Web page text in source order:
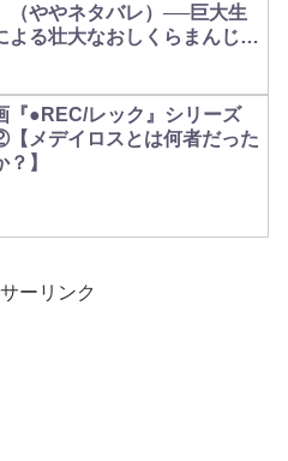
（ややネタバレ）──巨大生
よる壮大なおしくらまんじゅ
『●REC/レック』シリーズ
メデイロスとは何者だった
？】
ーリンク